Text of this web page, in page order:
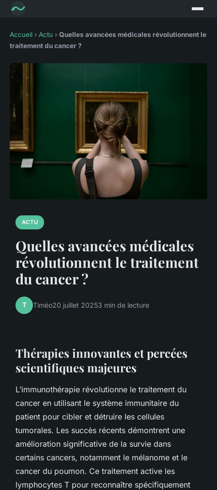
Accueil › Actu › Quelles avancées médicales révolutionnent le
traitement du cancer ?
ACTU
Quelles avancées médicales
révolutionnent le traitement
du cancer ?
T Timéo20 juillet 20253 min de lecture
Thérapies innovantes et percées
scientifiques majeures
L’immunothérapie révolutionne le traitement du
cancer en utilisant le système immunitaire du
patient pour cibler et détruire les cellules
tumorales. Les succès récents démontrent une
amélioration significative de la survie dans
certains cancers, notamment le mélanome et le
cancer du poumon. Ce traitement active les
lymphocytes T pour reconnaître spécifiquement